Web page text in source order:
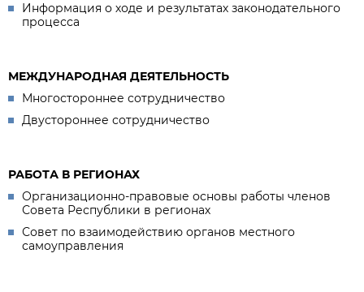
Информация о ходе и результатах законодательного
процесса
МЕЖДУНАРОДНАЯ ДЕЯТЕЛЬНОСТЬ
Многостороннее сотрудничество
Двустороннее сотрудничество
РАБОТА В РЕГИОНАХ
Организационно-правовые основы работы членов
Совета Республики в регионах
Совет по взаимодействию органов местного
самоуправления